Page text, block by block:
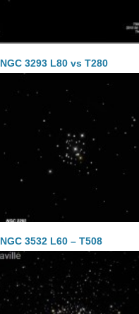
NGC 3293 L80 vs T280
NGC 3532 L60 – T508